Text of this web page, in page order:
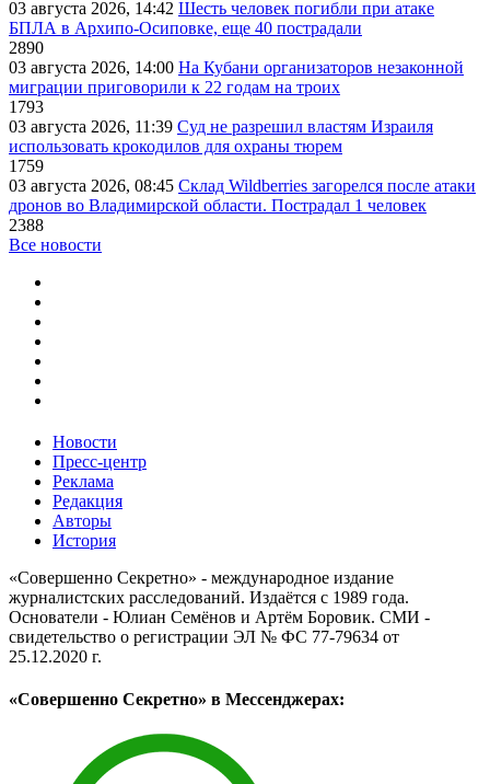
03 августа 2026, 14:42 Шесть человек погибли при атаке
БПЛА в Архипо-Осиповке, еще 40 пострадали
2890
03 августа 2026, 14:00 На Кубани организаторов незаконной
миграции приговорили к 22 годам на троих
1793
03 августа 2026, 11:39 Суд не разрешил властям Израиля
использовать крокодилов для охраны тюрем
1759
03 августа 2026, 08:45 Склад Wildberries загорелся после атаки
дронов во Владимирской области. Пострадал 1 человек
2388
Все новости
Новости
Пресс-центр
Реклама
Редакция
Авторы
История
«Совершенно Секретно» - международное издание
журналистских расследований. Издаётся с 1989 года.
Основатели - Юлиан Семёнов и Артём Боровик. CМИ -
свидетельство о регистрации ЭЛ № ФС 77-79634 от
25.12.2020 г.
«Совершенно Секретно» в Мессенджерах: